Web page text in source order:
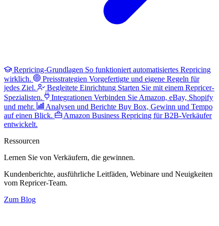
Repricing-Grundlagen So funktioniert automatisiertes Repricing
wirklich.
Preisstrategien Vorgefertigte und eigene Regeln für
jedes Ziel.
Begleitete Einrichtung Starten Sie mit einem Repricer-
Spezialisten.
Integrationen Verbinden Sie Amazon, eBay, Shopify
und mehr.
Analysen und Berichte Buy Box, Gewinn und Tempo
auf einen Blick.
Amazon Business Repricing für B2B-Verkäufer
entwickelt.
Ressourcen
Lernen Sie von Verkäufern, die gewinnen.
Kundenberichte, ausführliche Leitfäden, Webinare und Neuigkeiten
vom Repricer-Team.
Zum Blog